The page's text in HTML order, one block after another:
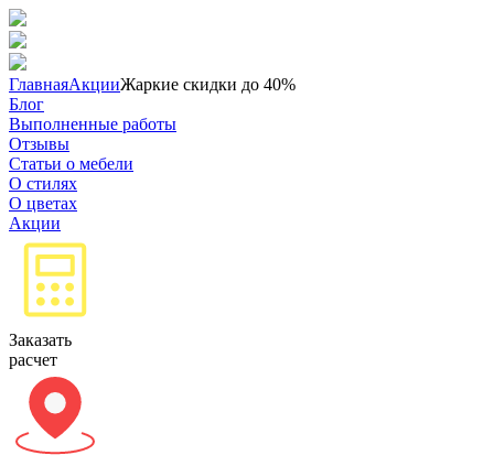
ГлавнаяАкцииЖаркие скидки до 40%
Блог
Выполненные работы
Отзывы
Статьи о мебели
О стилях
О цветах
Акции
Заказать
расчет